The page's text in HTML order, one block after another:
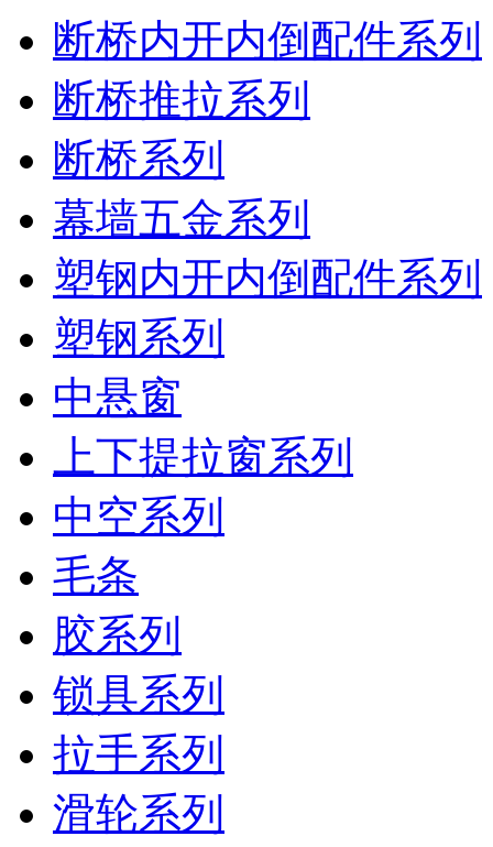
断桥内开内倒配件系列
断桥推拉系列
断桥系列
幕墙五金系列
塑钢内开内倒配件系列
塑钢系列
中悬窗
上下提拉窗系列
中空系列
毛条
胶系列
锁具系列
拉手系列
滑轮系列